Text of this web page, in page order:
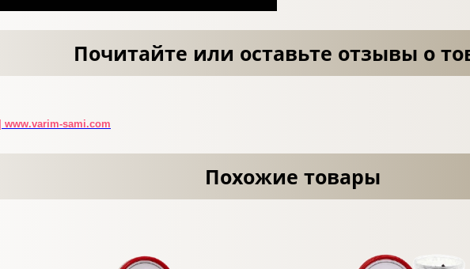
Почитайте или оставьте отзывы о
| www.varim-sami.com
Похожие товары